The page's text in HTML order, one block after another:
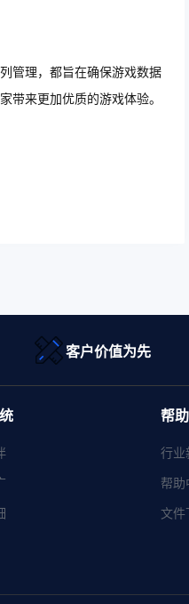
管理，都旨在确保游戏数据
来更加优质的游戏体验。
客户价值为先
帮
行业
帮助
文件